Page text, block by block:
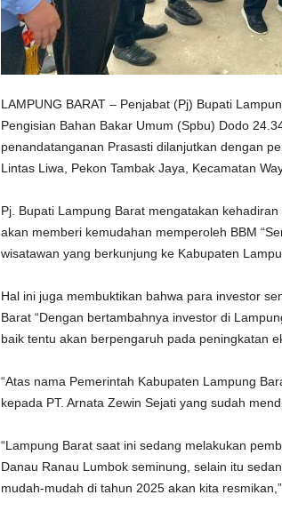
LAMPUNG BARAT – Penjabat (Pj) Bupati
Pengisian Bahan Bakar Umum (Spbu) Dodo
penandatanganan Prasasti dilanjutkan dengan
Lintas Liwa, Pekon Tambak Jaya, Kecamatan
Pj. Bupati Lampung Barat mengatakan
akan memberi kemudahan memperoleh BBM
wisatawan yang berkunjung ke Kabupaten
Hal ini juga membuktikan bahwa para investor
Barat “Dengan bertambahnya investor di
baik tentu akan berpengaruh pada peningkatan
“Atas nama Pemerintah Kabupaten Lampung
kepada PT. Arnata Zewin Sejati yang sudah
“Lampung Barat saat ini sedang melakukan
Danau Ranau Lumbok seminung, selain itu
mudah-mudah di tahun 2025 akan kita